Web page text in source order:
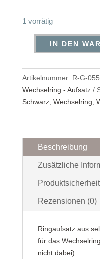
1 vorrätig
Wechselring-
IN DEN
Artikelnummer: R-G-055
Wechselring - Aufsatz
Schwarz, Wechselring
Beschreibung
Zusätzliche
Produktsicherheit
Rezensionen (0)
Ringaufsatz aus
für das
nicht dabei).